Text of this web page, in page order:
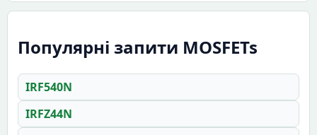
Популярні запити MOSFETs
IRF540N
IRFZ44N